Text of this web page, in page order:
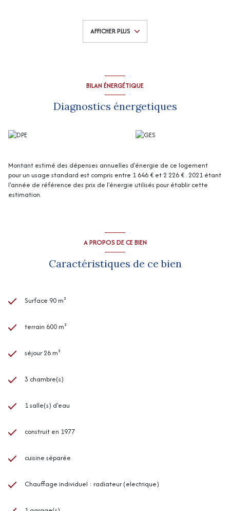
Au niveau de vie : entrée/dégagement, cuisine fermée, salon/séjour
avec accès balcon, possibilité d'installer un poêle à bois/granulés, 3
chambres avec placards, salle d'eau, wc indépendant et un petit cagibi.
de chauffage et rafraichissement.
“Les informations sur les risques auxquels ce bien est exposé sont
disponibles sur le site Géorisqueshttp://www.georisques.gouv.fr
Les informations sur les risques auxquels ce bien est exposé sont
disponibles sur le site
AFFICHER PLUS
BILAN ÉNERGÉTIQUE
Diagnostics énergetiques
Montant estimé des dépenses annuelles d'énergie de ce logement
pour un usage standard est compris entre 1 646 € et 2 226 € . 2021 étant
l'année de référence des prix de l'énergie utilisés pour établir cette
estimation.
A PROPOS DE CE BIEN
Caractéristiques de ce bien
Surface 90 m²
terrain 600 m²
séjour 26 m²
3 chambre(s)
1 salle(s) d'eau
construit en 1977
cuisine séparée
Chauffage individuel : radiateur (electrique)